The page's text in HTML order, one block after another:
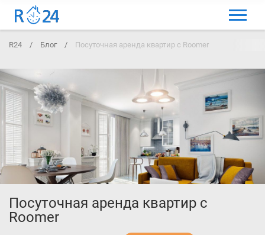
МЕНЮ
ВХОД И РЕГИСТРАЦИЯ
ИЗБРАННЫЕ ОБЪЯВЛЕНИЯ
КОММЕНТАРИИ К ОБЪЯВЛЕНИЯ
КОНТАКТЫ
КАК ДОБАВИТЬ ОБЪЯВЛЕНИЕ
R24 / Блог / Посуточная аренда квартир с Roomer
Посуточная аренда квартир с
Roomer